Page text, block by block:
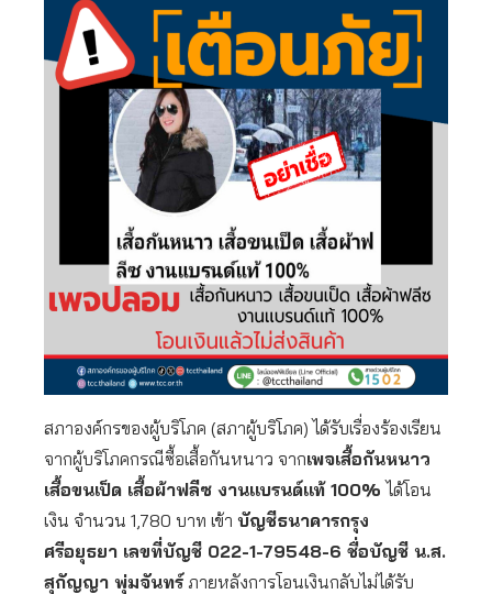
สภาองค์กรของผู้บริโภค (สภาผู้บริโภค) ได้รับเรื่องร้องเรียน
จากผู้บริโภคกรณีซื้อเสื้อกันหนาว จากเพจเสื้อกันหนาว
เสื้อขนเป็ด เสื้อผ้าฟลีซ งานเเบรนด์เเท้ 100%ได้โอน
เงิน จำนวน 1,780 บาท เข้า บัญชีธนาคารกรุง
ศรีอยุธยา เลขที่บัญชี 022-1-79548-6 ชื่อบัญชี น.ส.
สุกัญญา พุ่มจันทร์ภายหลังการโอนเงินกลับไม่ได้รับ